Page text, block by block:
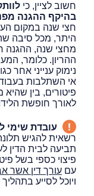
חשוב לציין, כי
בהיקף ההגנה
חצי שנה במקום
היתר, מכל סיבה
מחצי שנה, ההגנה
ההריון. כלומר,
נימוק ענייני אחר
אי השתלבות
פיטורים, בין
לאורך חופשת הלידה ועד ל60
עובדת שימי
רשאית להגיש
תביעה לבית הדין
פיצוי כספי בשל
עם עורך דין אשר
ויוכל לסייע